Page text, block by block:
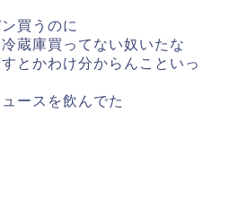
買うのに
蔵庫買ってない奴いたな
とかわけ分からんこといっ
ースを飲んでた